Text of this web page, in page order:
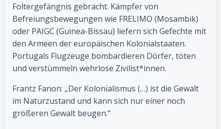
Foltergefängnis gebracht. Kämpfer von
Befreiungsbewegungen wie FRELIMO (Mosambik)
oder PAIGC (Guinea-Bissau) liefern sich Gefechte mit
den Armeen der europäischen Kolonialstaaten.
Portugals Flugzeuge bombardieren Dörfer, töten
und verstümmeln wehrlose Zivilist*innen.
Frantz Fanon: „Der Kolonialismus (…) ist die Gewalt
im Naturzustand und kann sich nur einer noch
größeren Gewalt beugen.“